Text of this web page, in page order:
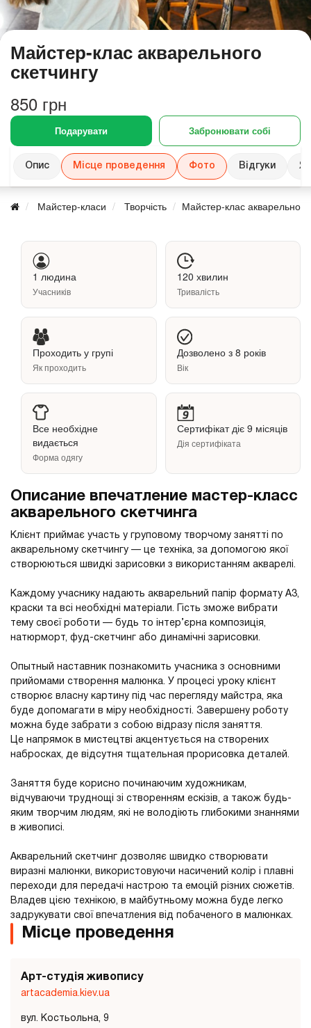
Майстер-клас акварельного
скетчингу
850 грн
Подарувати Забронювати собі
Опис Місце проведення Фото Відгуки
Майстер-класи Творчість Майстер-клас акварельного
1 людина
Учасників
120 хвилин
Тривалість
Проходить у групі
Як проходить
Дозволено з 8 років
Вік
Все необхідне
видається
Форма одягу
Сертифікат діє 9 місяців
Дія сертифіката
Описание впечатление мастер-класс
акварельного скетчинга
Клієнт приймає участь у груповому творчому занятті по
акварельному скетчингу — це техніка, за допомогою якої
створюються швидкі зарисовки з використанням акварелі.
Каждому учаснику надають акварельний папір формату А3,
краски та всі необхідні матеріали. Гість зможе вибрати
тему своєї роботи — будь то інтер’єрна композиція,
натюрморт, фуд-скетчинг або динамічні зарисовки.
Опытный наставник познакомить учасника з основними
прийомами створення малюнка. У процесі уроку клієнт
створює власну картину під час перегляду майстра, яка
буде допомагати в міру необхідності. Завершену роботу
можна буде забрати з собою відразу після заняття.
Це напрямок в мистецтві акцентується на створених
набросках, де відсутня тщательная прорисовка деталей.
Заняття буде корисно починаючим художникам,
відчуваючи труднощі зі створенням ескізів, а також будь-
яким творчим людям, які не володіють глибокими знаннями
в живописі.
Акварельний скетчинг дозволяє швидко створювати
виразні малюнки, використовуючи насичений колір і плавні
переходи для передачі настрою та емоцій різних сюжетів.
Владев цією технікою, в майбутньому можна буде легко
задрукувати свої впечатления від побаченого в малюнках.
Місце проведення
Арт-студія живопису
artacademia.kiev.ua
вул. Костьольна, 9